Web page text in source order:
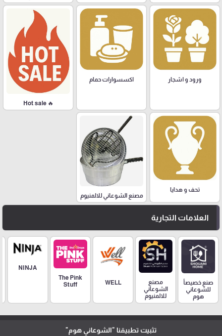
ورود و اشجار اكسسوارات حمام
🔥 Hot sale
تحف و هدايا
مصنع الشوعاني للالمنيوم
العلامات التجارية
صنع خصيصاً
للشوعاني
هوم
مصنع
الشوعاني
للالمنيوم
WELL
The Pink
Stuff
NINJA
تثبيت تطبيقنا "الشوعاني هوم"